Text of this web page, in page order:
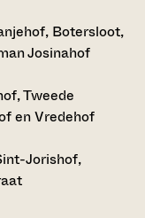
Botersloot,
Josinahof
Tweede
en Vredehof
Jorishof,